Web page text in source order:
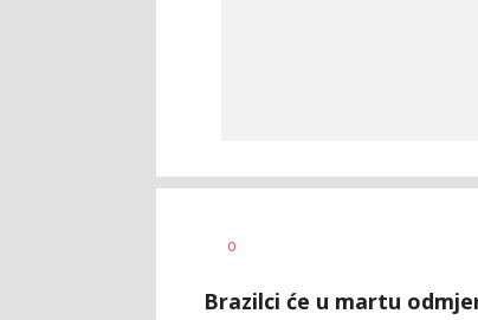
AUTOR
0
Brazilci će u martu